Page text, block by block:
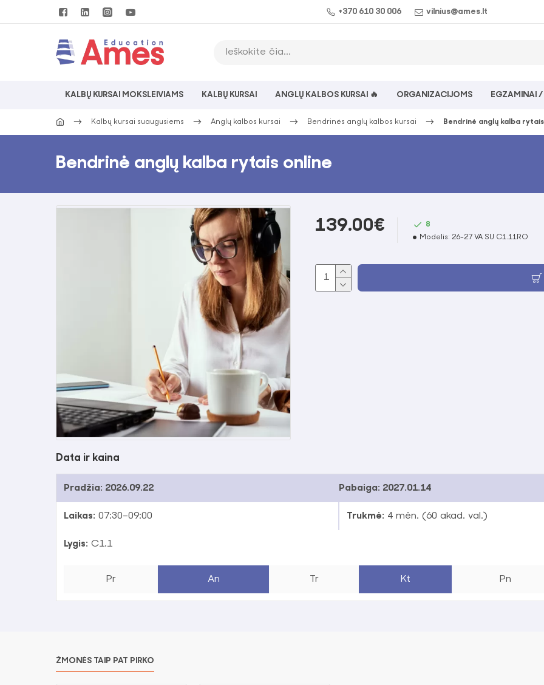
+370 610 30 006 vilnius@ames.lt
KALBŲ KURSAI MOKSLEIVIAMS KALBŲ KURSAI ANGLŲ KALBOS KURSAI 🔥 ORGANIZACIJOMS EGZAMINAI /
Kalbų kursai suaugusiems Anglų kalbos kursai Bendrinės anglų kalbos kursai Bendrinė anglų kalba
Bendrinė anglų kalba rytais online
139.00€
8
Modelis: 26-27 VA SU C1.11RO
Data ir kaina
Pradžia: 2026.09.22 Pabaiga: 2027.01.14
Laikas: 07:30–09:00 Trukmė: 4 mėn. (60 akad. val.)
Lygis: C1.1
Pr An Tr Kt Pn
ŽMONĖS TAIP PAT PIRKO